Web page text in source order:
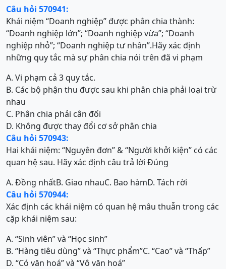
Câu hỏi 570941:
Khái niệm “Doanh nghiệp” được phân chia thành:
“Doanh nghiệp lớn”; “Doanh nghiệp vừa”; “Doanh
nghiệp nhỏ”; “Doanh nghiệp tư nhân”.Hãy xác định
những quy tắc mà sự phân chia nói trên đã vi phạm
A. Vi phạm cả 3 quy tắc.
B. Các bộ phận thu được sau khi phân chia phải loại trừ
nhau
C. Phân chia phải cân đối
D. Không được thay đổi cơ sở phân chia
Câu hỏi 570943:
Hai khái niệm: “Nguyên đơn” & “Người khởi kiện” có các
quan hệ sau. Hãy xác định câu trả lời Đúng
A. Đồng nhấtB. Giao nhauC. Bao hàmD. Tách rời
Câu hỏi 570944:
Xác định các khái niệm có quan hệ mâu thuẫn trong các
cặp khái niệm sau:
A. “Sinh viên” và “Học sinh”
B. “Hàng tiêu dùng” và “Thực phẩm”C. “Cao” và “Thấp”
D. “Có văn hoá” và “Vô văn hoá”